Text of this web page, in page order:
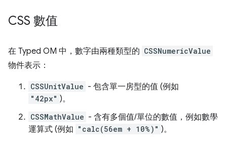
CSS 數值
在 Typed OM 中，數字由兩種類型的 CSSNumericValue
物件表示：
CSSUnitValue - 包含單一房型的值 (例如
"42px" )。
CSSMathValue - 含有多個值/單位的數值，例如數學
運算式 (例如 "calc(56em + 10%)" )。